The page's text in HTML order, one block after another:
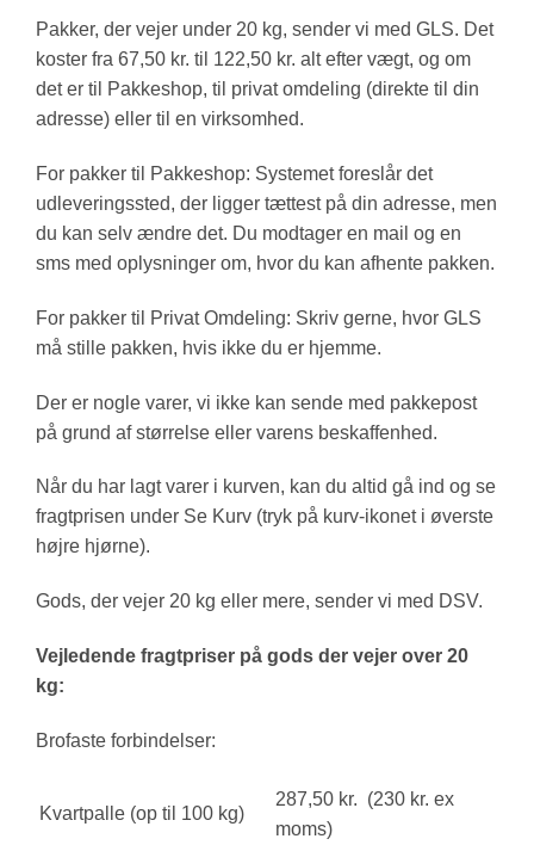
Pakker, der vejer under 20 kg, sender vi med GLS. Det
koster fra 67,50 kr. til 122,50 kr. alt efter vægt, og om
det er til Pakkeshop, til privat omdeling (direkte til din
adresse) eller til en virksomhed.
For pakker til Pakkeshop: Systemet foreslår det
udleveringssted, der ligger tættest på din adresse, men
du kan selv ændre det. Du modtager en mail og en
sms med oplysninger om, hvor du kan afhente pakken.
For pakker til Privat Omdeling: Skriv gerne, hvor GLS
må stille pakken, hvis ikke du er hjemme.
Der er nogle varer, vi ikke kan sende med pakkepost
på grund af størrelse eller varens beskaffenhed.
Når du har lagt varer i kurven, kan du altid gå ind og se
fragtprisen under Se Kurv (tryk på kurv-ikonet i øverste
højre hjørne).
Gods, der vejer 20 kg eller mere, sender vi med DSV.
Vejledende fragtpriser på gods der vejer over 20
kg:
Brofaste forbindelser:
Kvartpalle (op til 100 kg)
287,50 kr. (230 kr. ex
moms)